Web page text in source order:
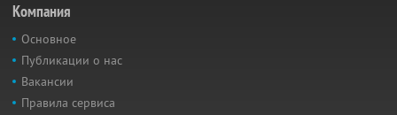
Компания
Основное
Публикации о нас
Вакансии
Правила сервиса